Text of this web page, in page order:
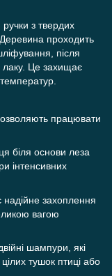
з твердих
проходить
після
лаку. Це захищає
працювати
біля основи леза
інтенсивних
захоплення
вагою
шампури, які
тушок птиці або